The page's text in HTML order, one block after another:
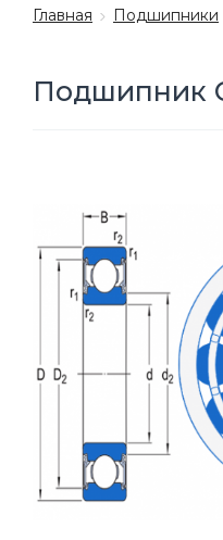
Главная Подшипники
Подшипник